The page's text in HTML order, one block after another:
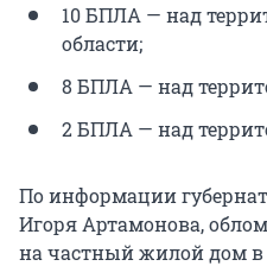
10 БПЛА — над
области;
8 БПЛА — над
2 БПЛА — над
По информации
Игоря Артамонова,
на частный жилой дом в